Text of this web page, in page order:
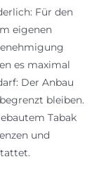
Für den
eigenen
es maximal
Der Anbau
bleiben.
Tabak
und